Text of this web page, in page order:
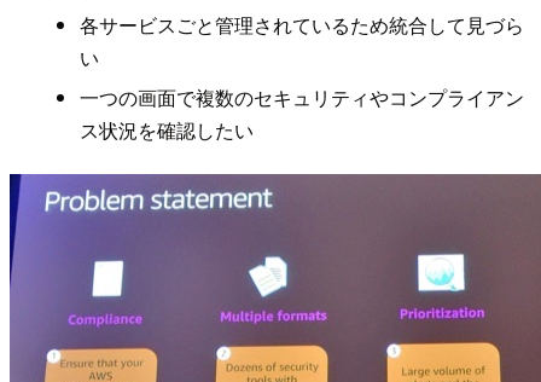
各サービスごと管理されているため統合して見づら
い
一つの画面で複数のセキュリティやコンプライアン
ス状況を確認したい